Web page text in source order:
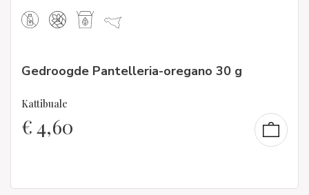
Gedroogde Pantelleria-oregano 30 g
Kattibuale
€4,60